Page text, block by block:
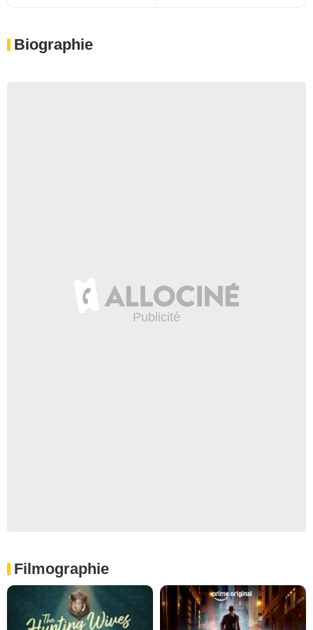
Biographie
Filmographie